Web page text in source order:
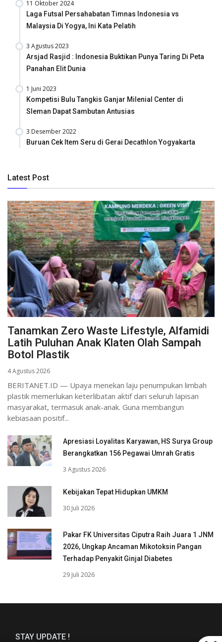
11 Oktober 2024
Laga Futsal Persahabatan Timnas Indonesia vs
Malaysia Di Yogya, Ini Kata Pelatih
3 Agustus 2023
Arsjad Rasjid : Indonesia Buktikan Punya Taring Di Peta
Panahan Elit Dunia
1 Juni 2023
Kompetisi Bulu Tangkis Ganjar Milenial Center di
Sleman Dapat Sambutan Antusias
3 Desember 2022
Buruan Cek Item Seru di Gerai Decathlon Yogyakarta
Latest Post
Tanamkan Zero Waste Lifestyle, Alfamidi
Latih Puluhan Anak Klaten Olah Sampah
Botol Plastik
4 Agustus 2026
BERITANET.ID — Upaya menekan laju penumpukan limbah
plastik memerlukan keterlibatan aktif dari seluruh lapisan
masyarakat, termasuk anak-anak. Guna membangun
kebiasaan positif...
Apresiasi Loyalitas Karyawan, HS Surya Group
Berangkatkan 156 Pegawai Umrah Gratis
3 Agustus 2026
Kebijakan Tepat Hidupkan UMKM
30 Juli 2026
Pakar FK Universitas Ciputra Raih Juara 1 JNM
2026, Ungkap Ancaman Mikotoksin Pangan
Terhadap Penyakit Ginjal Diabetes
29 Juli 2026
STAY UPDATE !